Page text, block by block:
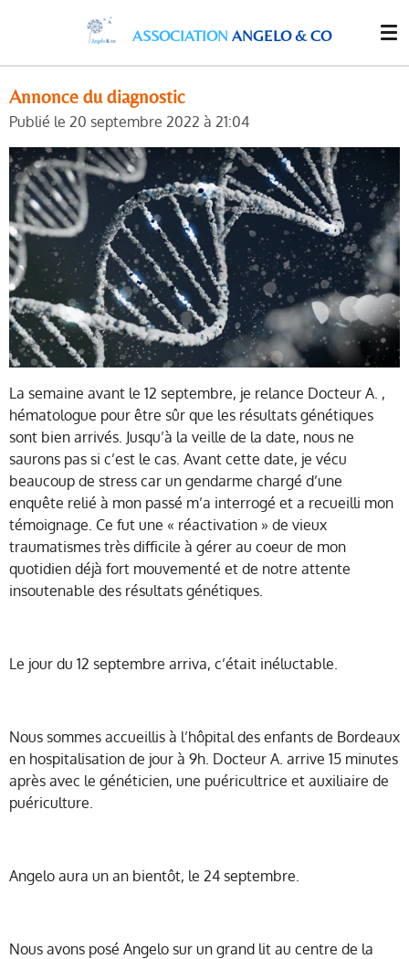
contenu
ASSOCIATION ANGELO & CO
Annonce du diagnostic
Publié le 20 septembre 2022 à 21:04
La semaine avant le 12 septembre, je relance Docteur A. ,
hématologue pour être sûr que les résultats génétiques
sont bien arrivés. Jusqu’à la veille de la date, nous ne
saurons pas si c’est le cas. Avant cette date, je vécu
beaucoup de stress car un gendarme chargé d’une
enquête relié à mon passé m’a interrogé et a recueilli mon
témoignage. Ce fut une « réactivation » de vieux
traumatismes très difficile à gérer au coeur de mon
quotidien déjà fort mouvementé et de notre attente
insoutenable des résultats génétiques.
Le jour du 12 septembre arriva, c’était inéluctable.
Nous sommes accueillis à l’hôpital des enfants de Bordeaux
en hospitalisation de jour à 9h. Docteur A. arrive 15 minutes
après avec le généticien, une puéricultrice et auxiliaire de
puériculture.
Angelo aura un an bientôt, le 24 septembre.
Nous avons posé Angelo sur un grand lit au centre de la